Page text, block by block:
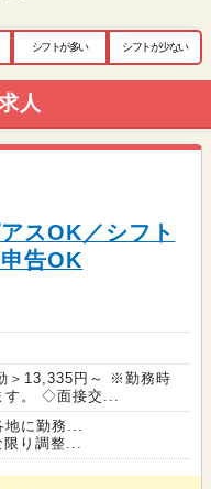
シフトが多い シフトが少ない
人
スOK／シフト
告OK
＞13,335円～ ※勤務時
す。 ◇面接交...
地に勤務...
限り調整...